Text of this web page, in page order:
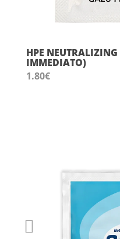
HPE
IMMEDIATO)
1.80€